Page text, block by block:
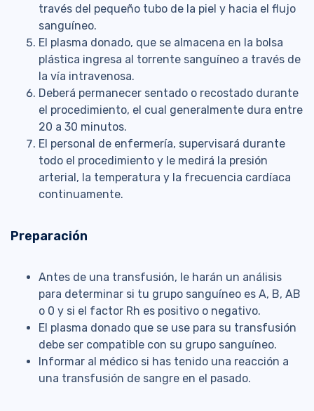
través del pequeño tubo de la piel y hacia el flujo
sanguíneo.
El plasma donado, que se almacena en la bolsa
plástica ingresa al torrente sanguíneo a través de
la vía intravenosa.
Deberá permanecer sentado o recostado durante
el procedimiento, el cual generalmente dura entre
20 a 30 minutos.
El personal de enfermería, supervisará durante
todo el procedimiento y le medirá la presión
arterial, la temperatura y la frecuencia cardíaca
continuamente.
Preparación
Antes de una transfusión, le harán un análisis
para determinar si tu grupo sanguíneo es A, B, AB
o 0 y si el factor Rh es positivo o negativo.
El plasma donado que se use para su transfusión
debe ser compatible con su grupo sanguíneo.
Informar al médico si has tenido una reacción a
una transfusión de sangre en el pasado.